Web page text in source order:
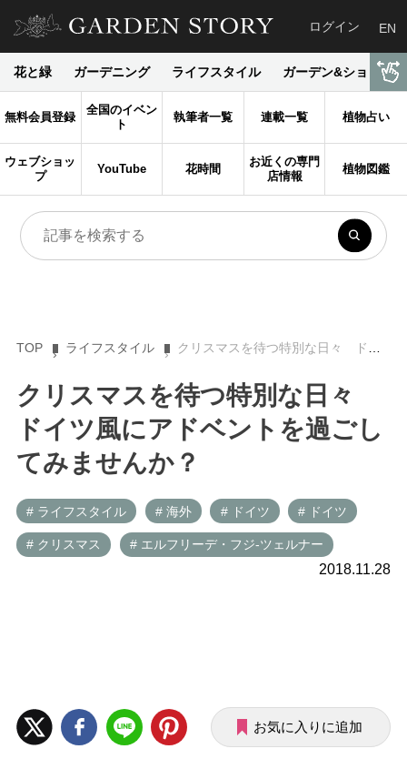
ログイン EN
花と緑 ガーデニング ライフスタイル ガーデン&ショップ
無料会員登録
全国のイベン
ト
執筆者一覧 連載一覧 植物占い
ウェブショッ
プ
YouTube 花時間
お近くの専門
店情報
植物図鑑
TOP ライフスタイル クリスマスを待つ特別な日々 ドイツ風にアドベントを過ごしてみませんか？
クリスマスを待つ特別な日々
ドイツ風にアドベントを過ごし
てみませんか？
# ライフスタイル # 海外 # ドイツ # ドイツ
# クリスマス # エルフリーデ・フジ-ツェルナー
2018.11.28
お気に入りに追加